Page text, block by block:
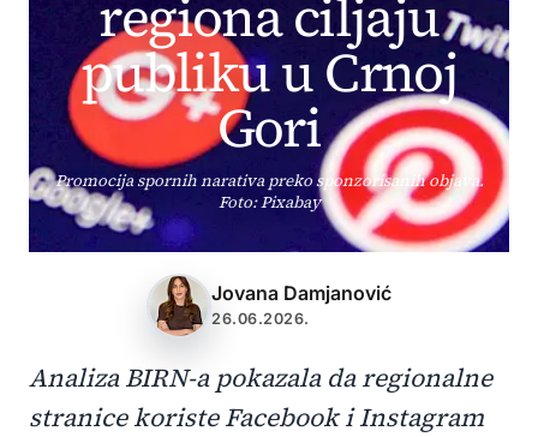
regiona ciljaju
publiku u Crnoj
Gori
Promocija spornih narativa preko sponzorisanih objava.
Foto: Pixabay
Jovana Damjanović
26.06.2026.
Analiza BIRN-a pokazala da regionalne
stranice koriste Facebook i Instagram